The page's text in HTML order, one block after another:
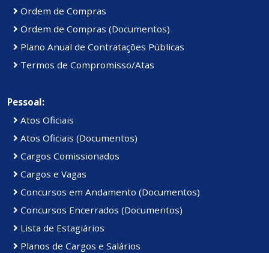
Ordem de Compras
Ordem de Compras (Documentos)
Plano Anual de Contratações Públicas
Termos de Compromisso/Atas
Pessoal:
Atos Oficiais
Atos Oficiais (Documentos)
Cargos Comissionados
Cargos e Vagas
Concursos em Andamento (Documentos)
Concursos Encerrados (Documentos)
Lista de Estagiários
Planos de Cargos e Salários